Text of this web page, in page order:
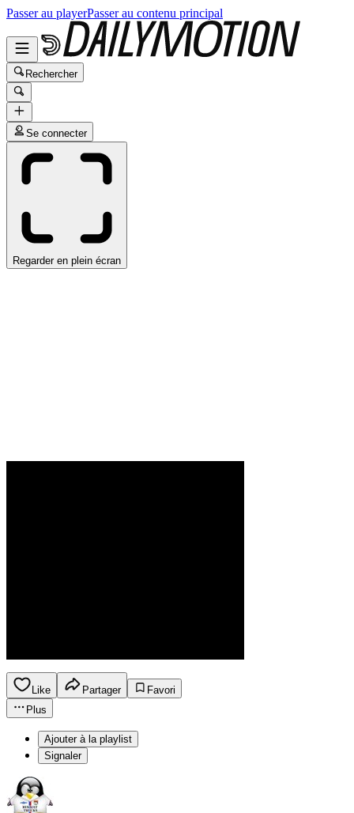
Passer au playerPasser au contenu principal
Rechercher
Se connecter
Regarder en plein écran
Like Partager
Favori
Plus
Ajouter à la playlist
Signaler